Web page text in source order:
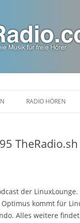
RADIO HÖREN
TheRadio.sh
der
kommt für
Alles weitere